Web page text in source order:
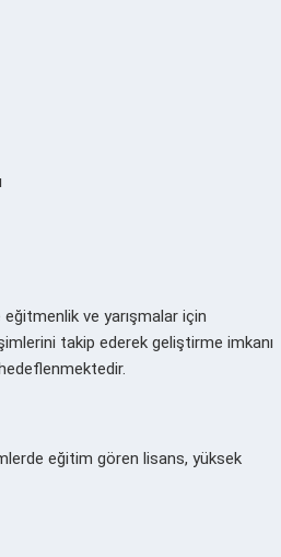
ve yarışmalar için
takip ederek geliştirme imkanı
eğitim gören lisans, yüksek